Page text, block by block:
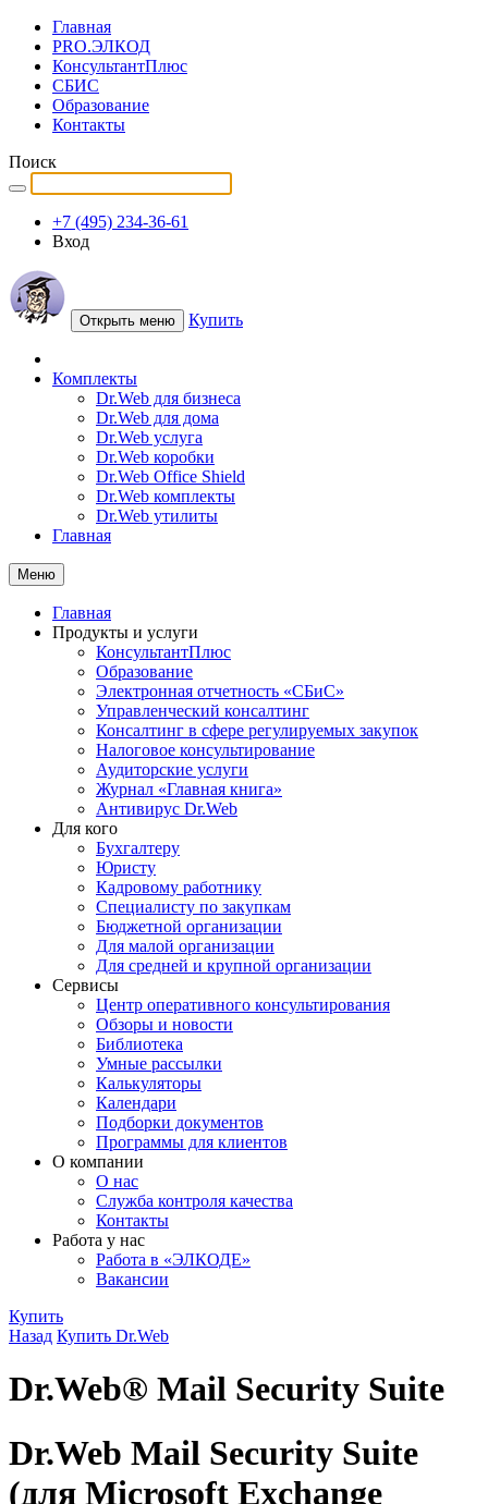
Главная
PRO.ЭЛКОД
КонсультантПлюс
СБИС
Образование
Контакты
Поиск
+7 (495) 234-36-61
Вход
Открыть меню Купить
Комплекты
Dr.Web для бизнеса
Dr.Web для дома
Dr.Web услуга
Dr.Web коробки
Dr.Web Office Shield
Dr.Web комплекты
Dr.Web утилиты
Главная
Меню
Главная
Продукты и услуги
КонсультантПлюс
Образование
Электронная отчетность «СБиС»
Управленческий консалтинг
Консалтинг в сфере регулируемых закупок
Налоговое консультирование
Аудиторские услуги
Журнал «Главная книга»
Антивирус Dr.Web
Для кого
Бухгалтеру
Юристу
Кадровому работнику
Специалисту по закупкам
Бюджетной организации
Для малой организации
Для средней и крупной организации
Сервисы
Центр оперативного консультирования
Обзоры и новости
Библиотека
Умные рассылки
Калькуляторы
Календари
Подборки документов
Программы для клиентов
О компании
О нас
Служба контроля качества
Контакты
Работа у нас
Работа в «ЭЛКОДЕ»
Вакансии
Купить
Назад Купить Dr.Web
Dr.Web® Mail Security Suite
Dr.Web Mail Security Suite
(для Microsoft Exchange